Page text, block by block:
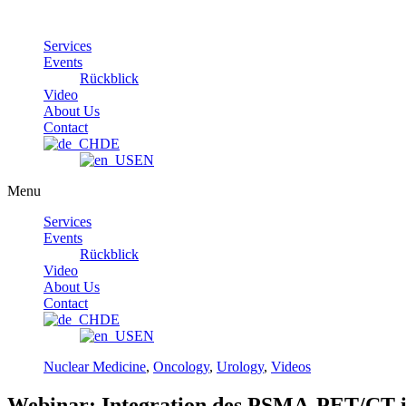
contentServices
Events
Rückblick
Video
About Us
Contact
DE
EN
Menu
Services
Events
Rückblick
Video
About Us
Contact
DE
EN
Nuclear Medicine, Oncology, Urology, Videos